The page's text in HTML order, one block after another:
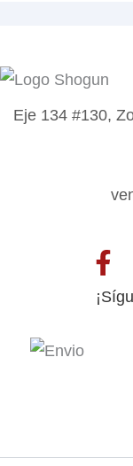
Eje 134 #130,